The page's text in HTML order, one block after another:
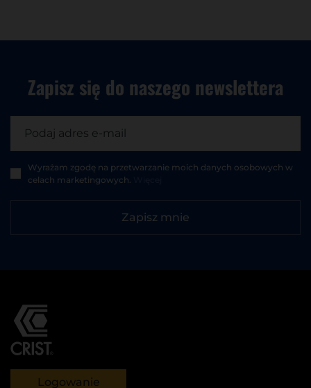
Zapisz się do naszego newslettera
Wyrażam zgodę na przetwarzanie moich danych osobowych w
celach marketingowych.
Zapisz mnie
Logowanie